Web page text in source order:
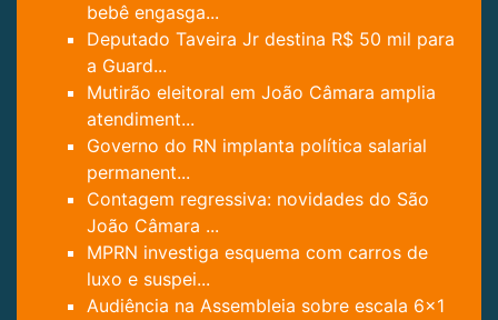
bebê engasga...
Deputado Taveira Jr destina R$ 50 mil para
a Guard...
Mutirão eleitoral em João Câmara amplia
atendiment...
Governo do RN implanta política salarial
permanent...
Contagem regressiva: novidades do São
João Câmara ...
MPRN investiga esquema com carros de
luxo e suspei...
Audiência na Assembleia sobre escala 6x1